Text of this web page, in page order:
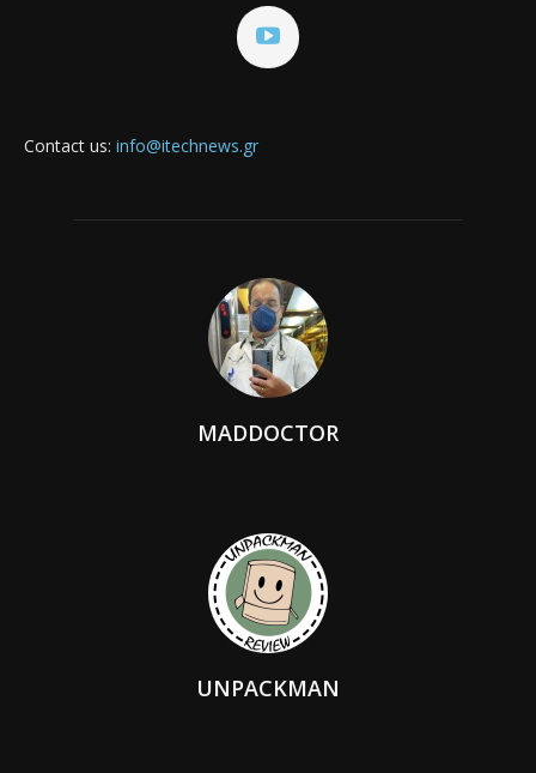
Contact us: info@itechnews.gr
MADDOCTOR
UNPACKMAN